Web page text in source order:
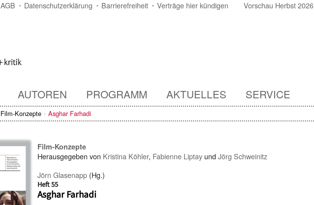
AGB Datenschutzerklärung Barrierefreiheit Verträge hier kündigen Vorschau Herbst 2026
AUTOREN PROGRAMM AKTUELLES SERVICE
Film-Konzepte Asghar Farhadi
Film-Konzepte
Herausgegeben von Kristina Köhler, Fabienne Liptay undJörg Schweinitz
Jörn Glasenapp (Hg.)
Heft 55
Asghar Farhadi